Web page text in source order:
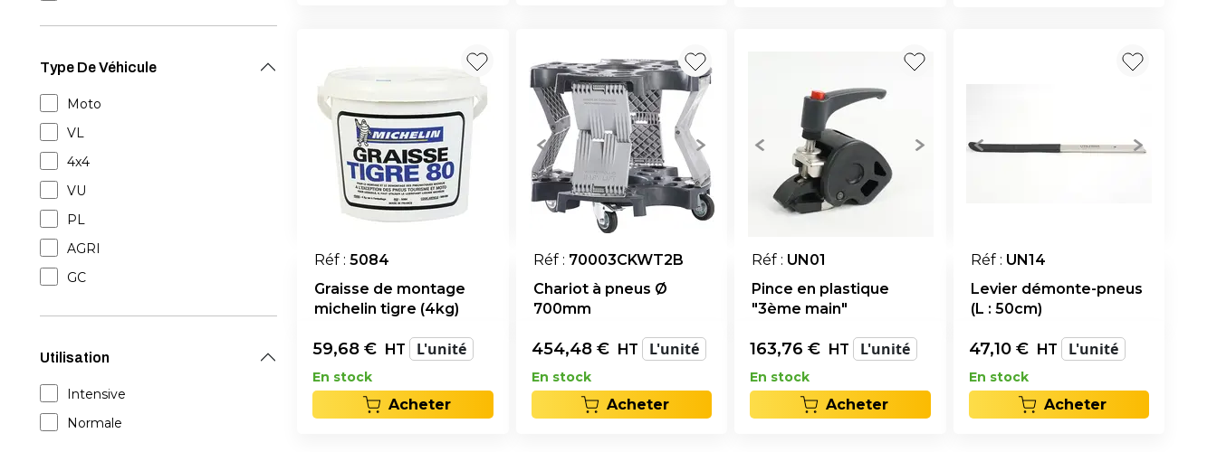
Type De Véhicule
Moto
VL
4x4
VU
PL
AGRI
GC
Utilisation
Intensive
Normale
Réf : 5084
Graisse de montage
michelin tigre (4kg)
59,68 € HT L'unité
En stock
Acheter
Réf : 70003CKWT2B
Chariot à pneus Ø
700mm
454,48€ HT L'unité
En stock
Acheter
Réf : UN01
Pince en plastique
"3ème main"
163,76 € HT L'unité
En stock
Acheter
Réf : UN14
Levier démonte-pneus
(L : 50cm)
47,10€ HT L'unité
En stock
Acheter